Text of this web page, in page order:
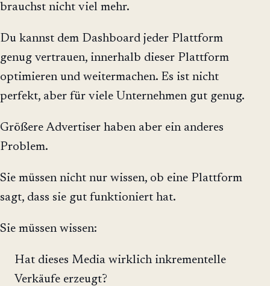
brauchst nicht viel mehr.
Du kannst dem Dashboard jeder Plattform
genug vertrauen, innerhalb dieser Plattform
optimieren und weitermachen. Es ist nicht
perfekt, aber für viele Unternehmen gut genug.
Größere Advertiser haben aber ein anderes
Problem.
Sie müssen nicht nur wissen, ob eine Plattform
sagt, dass sie gut funktioniert hat.
Sie müssen wissen:
Hat dieses Media wirklich inkrementelle
Verkäufe erzeugt?